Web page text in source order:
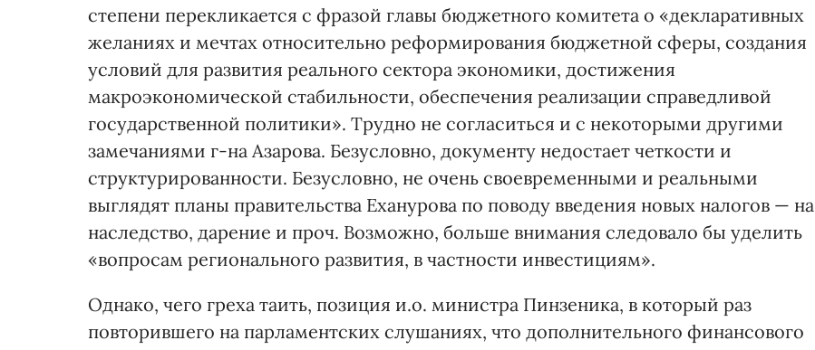
степени перекликается с фразой главы бюджетного комитета о «декларативных
желаниях и мечтах относительно реформирования бюджетной сферы, создания
условий для развития реального сектора экономики, достижения
макроэкономической стабильности, обеспечения реализации справедливой
государственной политики». Трудно не согласиться и с некоторыми другими
замечаниями г-на Азарова. Безусловно, документу недостает четкости и
структурированности. Безусловно, не очень своевременными и реальными
выглядят планы правительства Еханурова по поводу введения новых налогов — на
наследство, дарение и проч. Возможно, больше внимания следовало бы уделить
«вопросам регионального развития, в частности инвестициям».
Однако, чего греха таить, позиция и.о. министра Пинзеника, в который раз
повторившего на парламентских слушаниях, что дополнительного финансового